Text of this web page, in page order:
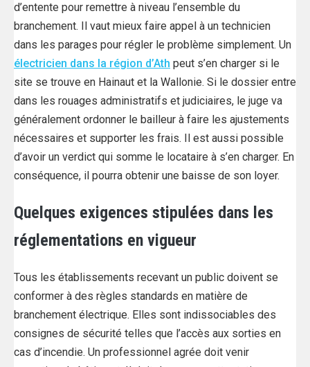
d’entente pour remettre à niveau l’ensemble du
branchement. Il vaut mieux faire appel à un technicien
dans les parages pour régler le problème simplement. Un
électricien dans la région d’Ath peut s’en charger si le
site se trouve en Hainaut et la Wallonie. Si le dossier entre
dans les rouages administratifs et judiciaires, le juge va
généralement ordonner le bailleur à faire les ajustements
nécessaires et supporter les frais. Il est aussi possible
d’avoir un verdict qui somme le locataire à s’en charger. En
conséquence, il pourra obtenir une baisse de son loyer.
Quelques exigences stipulées dans les
réglementations en vigueur
Tous les établissements recevant un public doivent se
conformer à des règles standards en matière de
branchement électrique. Elles sont indissociables des
consignes de sécurité telles que l’accès aux sorties en
cas d’incendie. Un professionnel agrée doit venir